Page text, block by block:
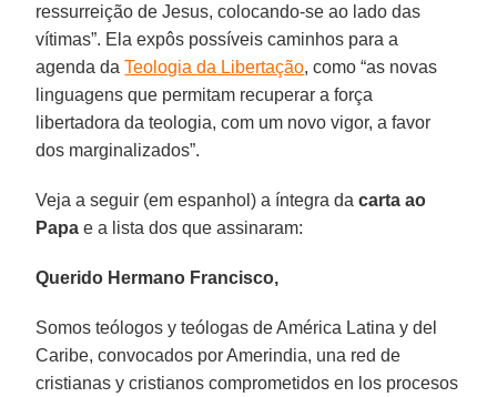
ressurreição de Jesus, colocando-se ao lado das
vítimas”. Ela expôs possíveis caminhos para a
agenda daTeologia da Libertação, como “as novas
linguagens que permitam recuperar a força
libertadora da teologia, com um novo vigor, a favor
dos marginalizados”.
Veja a seguir (em espanhol) a íntegra dacarta ao
Papa e a lista dos que assinaram:
Querido Hermano Francisco,
Somos teólogos y teólogas de América Latina y del
Caribe, convocados por Amerindia, una red de
cristianas y cristianos comprometidos en los procesos